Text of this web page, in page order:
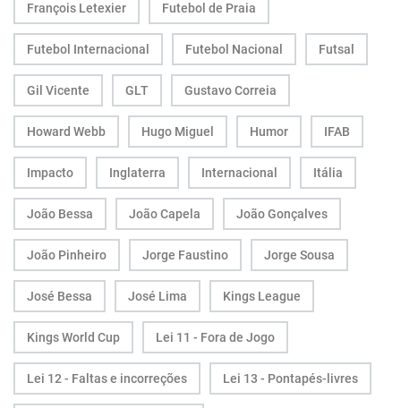
François Letexier Futebol de Praia
Futebol Internacional Futebol Nacional Futsal
Gil Vicente GLT Gustavo Correia
Howard Webb Hugo Miguel Humor IFAB
Impacto Inglaterra Internacional Itália
João Bessa João Capela João Gonçalves
João Pinheiro Jorge Faustino Jorge Sousa
José Bessa José Lima Kings League
Kings World Cup Lei 11 - Fora de Jogo
Lei 12 - Faltas e incorreções Lei 13 - Pontapés-livres